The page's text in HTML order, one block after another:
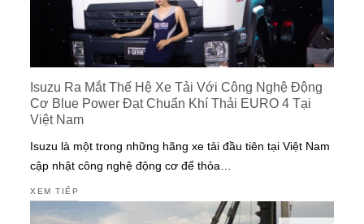
Isuzu Ra Mắt Thế Hệ Xe Tải Với Công Nghệ Động
Cơ Blue Power Đạt Chuẩn Khí Thải EURO 4 Tại
Việt Nam
Isuzu là một trong những hãng xe tải đầu tiên tại Việt Nam
cập nhật công nghệ động cơ để thỏa…
XEM TIẾP